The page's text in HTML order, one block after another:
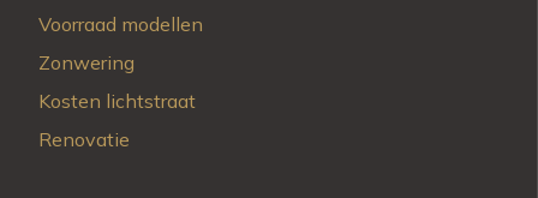
Voorraad modellen
Zonwering
Kosten lichtstraat
Renovatie